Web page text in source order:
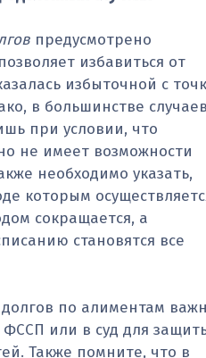
предусмотрено
избавиться от
избыточной с
в большинстве
при условии, что
не имеет возможности
необходимо указать,
которым
сокращается, а
становятся все
по алиментам
ФССП или в суд для
Также помните, что в